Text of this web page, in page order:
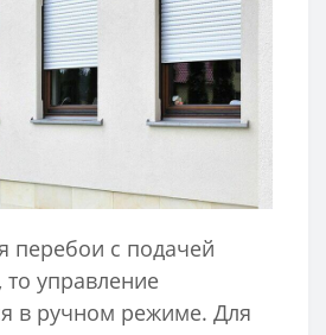
перебои с подачей
то управление
в ручном режиме. Для